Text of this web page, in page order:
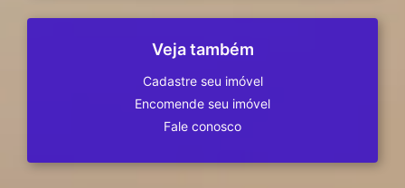
Veja também
Cadastre seu imóvel
Encomende seu imóvel
Fale conosco